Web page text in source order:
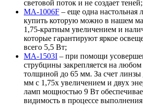
световой поток и не создает теней;
MA-1006F – еще одна настольная
купить которую можно в нашем
1,75-кратным увеличением и
которые гарантируют яркое
всего 5,5 Вт;
MA-1503I – при помощи
струбцины закрепляется на любом
толщиной до 65 мм. За счет линзы
мм с 1,75х увеличением и двух
ламп мощностью 9 Вт
видимость в процессе